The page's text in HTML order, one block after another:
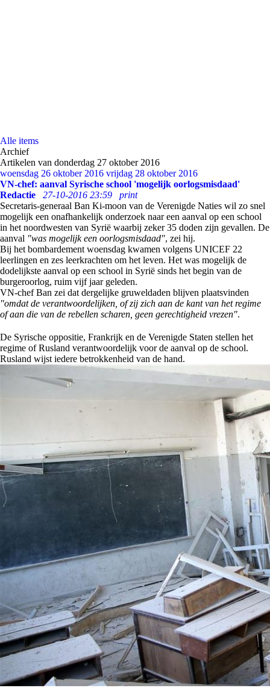
Alle items
Archief
Artikelen van donderdag 27 oktober 2016
woensdag 26 oktober 2016 vrijdag 28 oktober 2016
VN-chef: aanval Syrische school 'mogelijk oorlogsmisdaad'
Redactie
27-10-2016 23:59
print
Secretaris-generaal Ban Ki-moon van de Verenigde Naties wil zo snel
mogelijk een onafhankelijk onderzoek naar een aanval op een school
in het noordwesten van Syrië waarbij zeker 35 doden zijn gevallen. De
aanval "was mogelijk een oorlogsmisdaad", zei hij.
Bij het bombardement woensdag kwamen volgens UNICEF 22
leerlingen en zes leerkrachten om het leven. Het was mogelijk de
dodelijkste aanval op een school in Syrië sinds het begin van de
burgeroorlog, ruim vijf jaar geleden.
VN-chef Ban zei dat dergelijke gruweldaden blijven plaatsvinden
"omdat de verantwoordelijken, of zij zich aan de kant van het regime
of aan die van de rebellen scharen, geen gerechtigheid vrezen".
De Syrische oppositie, Frankrijk en de Verenigde Staten stellen het
regime of Rusland verantwoordelijk voor de aanval op de school.
Rusland wijst iedere betrokkenheid van de hand.